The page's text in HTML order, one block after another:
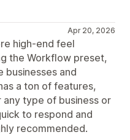
Apr 20, 2026
high-end feel
the Workflow preset,
businesses and
a ton of features,
type of business or
to respond and
recommended.